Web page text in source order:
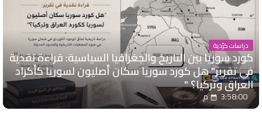
دراسات كرُدية
كورد سوريا بين التاريخ والجغرافيا السياسية: قراءة نقدية
في تقرير" هل كورد سوريا سكان أصليون لسوريا كأكراد
العراق وتركيا؟ "
3:58:00 م